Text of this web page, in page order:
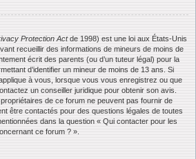
Protection Actde 1998) est une loi aux États-Unis
recueillir des informations de mineurs de moins de
écrit des parents (ou d’un tuteur légal) pour la
d’identifier un mineur de moins de 13 ans. Si
à vous, lorsque vous vous enregistrez ou que
un conseiller juridique pour obtenir son avis.
de ce forum ne peuvent pas fournir de
être contactés pour des questions légales de toutes
dans la question « Qui contacter pour les
ce forum ? ».